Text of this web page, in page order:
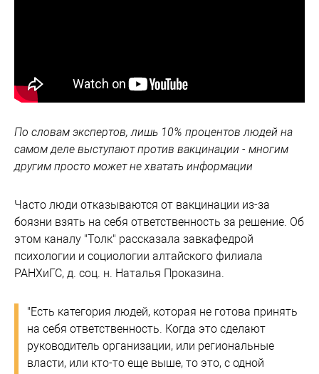
По словам экспертов, лишь 10% процентов людей на
самом деле выступают против вакцинации - многим
другим просто может не хватать информации
Часто люди отказываются от вакцинации из-за
боязни взять на себя ответственность за решение. Об
этом каналу "Толк" рассказала завкафедрой
психологии и социологии алтайского филиала
РАНХиГС, д. соц. н. Наталья Проказина.
"Есть категория людей, которая не готова принять
на себя ответственность. Когда это сделают
руководитель организации, или региональные
власти, или кто-то еще выше, то это, с одной